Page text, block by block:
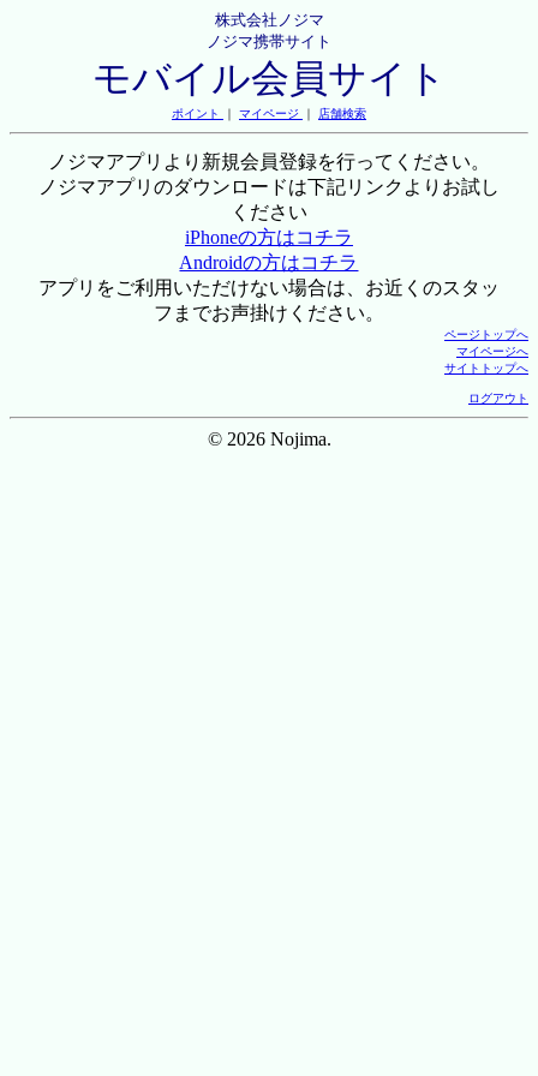
株式会社ノジマ
ノジマ携帯サイト
モバイル会員サイト
ポイント ｜ マイページ ｜ 店舗検索
ノジマアプリより新規会員登録を行ってください。
ノジマアプリのダウンロードは下記リンクよりお試し
ください
iPhoneの方はコチラ
Androidの方はコチラ
アプリをご利用いただけない場合は、お近くのスタッ
フまでお声掛けください。
ページトップへ
マイページへ
サイトトップへ
ログアウト
© 2026 Nojima.